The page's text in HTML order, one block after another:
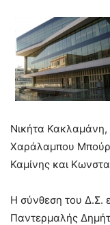
Νικήτα
Χαράλαμπου
Καμίνης και
Η σύνθεση του Δ.Σ.
Παντερμαλής